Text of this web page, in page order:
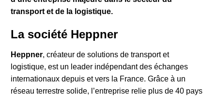
transport et de la logistique.
La société Heppner
Heppner, créateur de solutions de transport et
logistique, est un leader indépendant des échanges
internationaux depuis et vers la France. Grâce à un
réseau terrestre solide, l’entreprise relie plus de 40 pays